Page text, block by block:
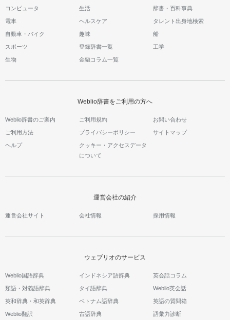
コンピュータ 生活 辞書・百科事典
電車 ヘルスケア タレント出身地検索
自動車・バイク 趣味 船
スポーツ 登録辞書一覧 工学
生物 金融コラム一覧
Weblio辞書をご利用の方へ
Weblio辞書のご案内 ご利用規約 お問い合わせ
ご利用方法 プライバシーポリシー サイトマップ
ヘルプ
クッキー・アクセスデータ
について
運営会社の紹介
運営会社サイト 会社情報 採用情報
ウェブリオのサービス
Weblio国語辞典
類語・対義語辞典
英和辞典・和英辞典
Weblio翻訳
インドネシア語辞典
タイ語辞典
ベトナム語辞典
古語辞典
英会話コラム
Weblio英会話
英語の質問箱
語彙力診断